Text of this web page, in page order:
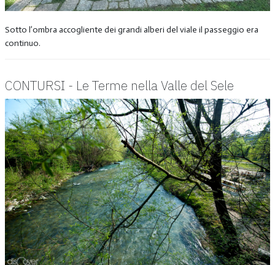
Sotto l’ombra accogliente dei grandi alberi del viale il passeggio era
continuo.
CONTURSI - Le Terme nella Valle del Sele